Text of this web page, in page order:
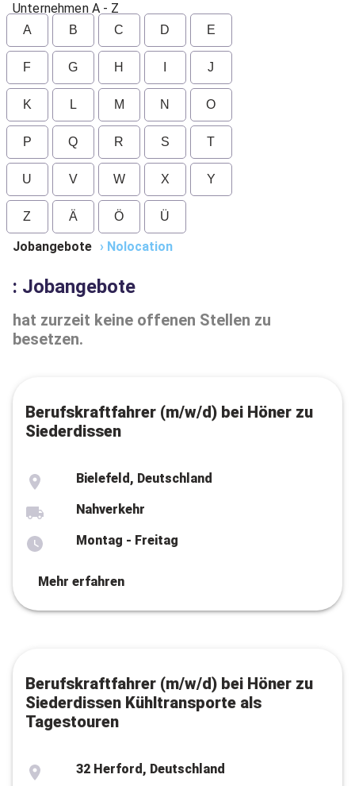
Unternehmen A - Z
A B C D E
F G H J
K L M N O
P Q R S T
U V W X Y
Z Ä Ö Ü
Jobangebote › Nolocation
: Jobangebote
hat zurzeit keine offenen Stellen zu
besetzen.
Berufskraftfahrer (m/w/d) bei Höner zu
Siederdissen
Bielefeld, Deutschland
Nahverkehr
Montag - Freitag
Mehr erfahren
Berufskraftfahrer (m/w/d) bei Höner zu
Siederdissen Kühltransporte als
Tagestouren
32 Herford, Deutschland